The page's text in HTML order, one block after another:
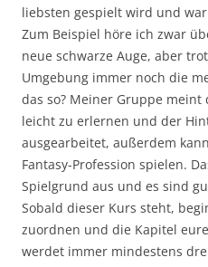
liebsten gespielt wird und
Zum Beispiel höre ich zwar
neue schwarze Auge, aber
Umgebung immer noch die
das so? Meiner Gruppe meint
leicht zu erlernen und der
ausgearbeitet, außerdem
Fantasy-Profession spielen.
Spielgrund aus und es sind
Sobald dieser Kurs steht,
zuordnen und die Kapitel
werdet immer mindestens